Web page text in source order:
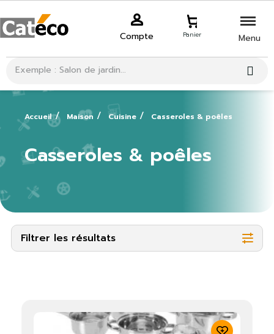
Compte Panier Menu
Accueil Maison Cuisine Casseroles & poêles
Casseroles & poêles
Filtrer les résultats